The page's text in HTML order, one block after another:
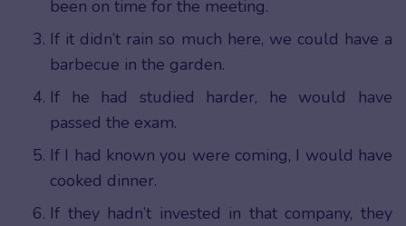
been on time for the meeting.
If it didn’t rain so much here, we could have a
barbecue in the garden.
If he had studied harder, he would have
passed the exam.
If I had known you were coming, I would have
cooked dinner.
If they hadn’t invested in that company, they